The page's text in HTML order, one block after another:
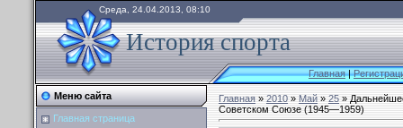
Среда, 24.04.2013, 08:10
История спорта
Главная|
Меню сайта
Главная страница
Главная»2010»Май»25»
Советском Союзе (1945—1959)